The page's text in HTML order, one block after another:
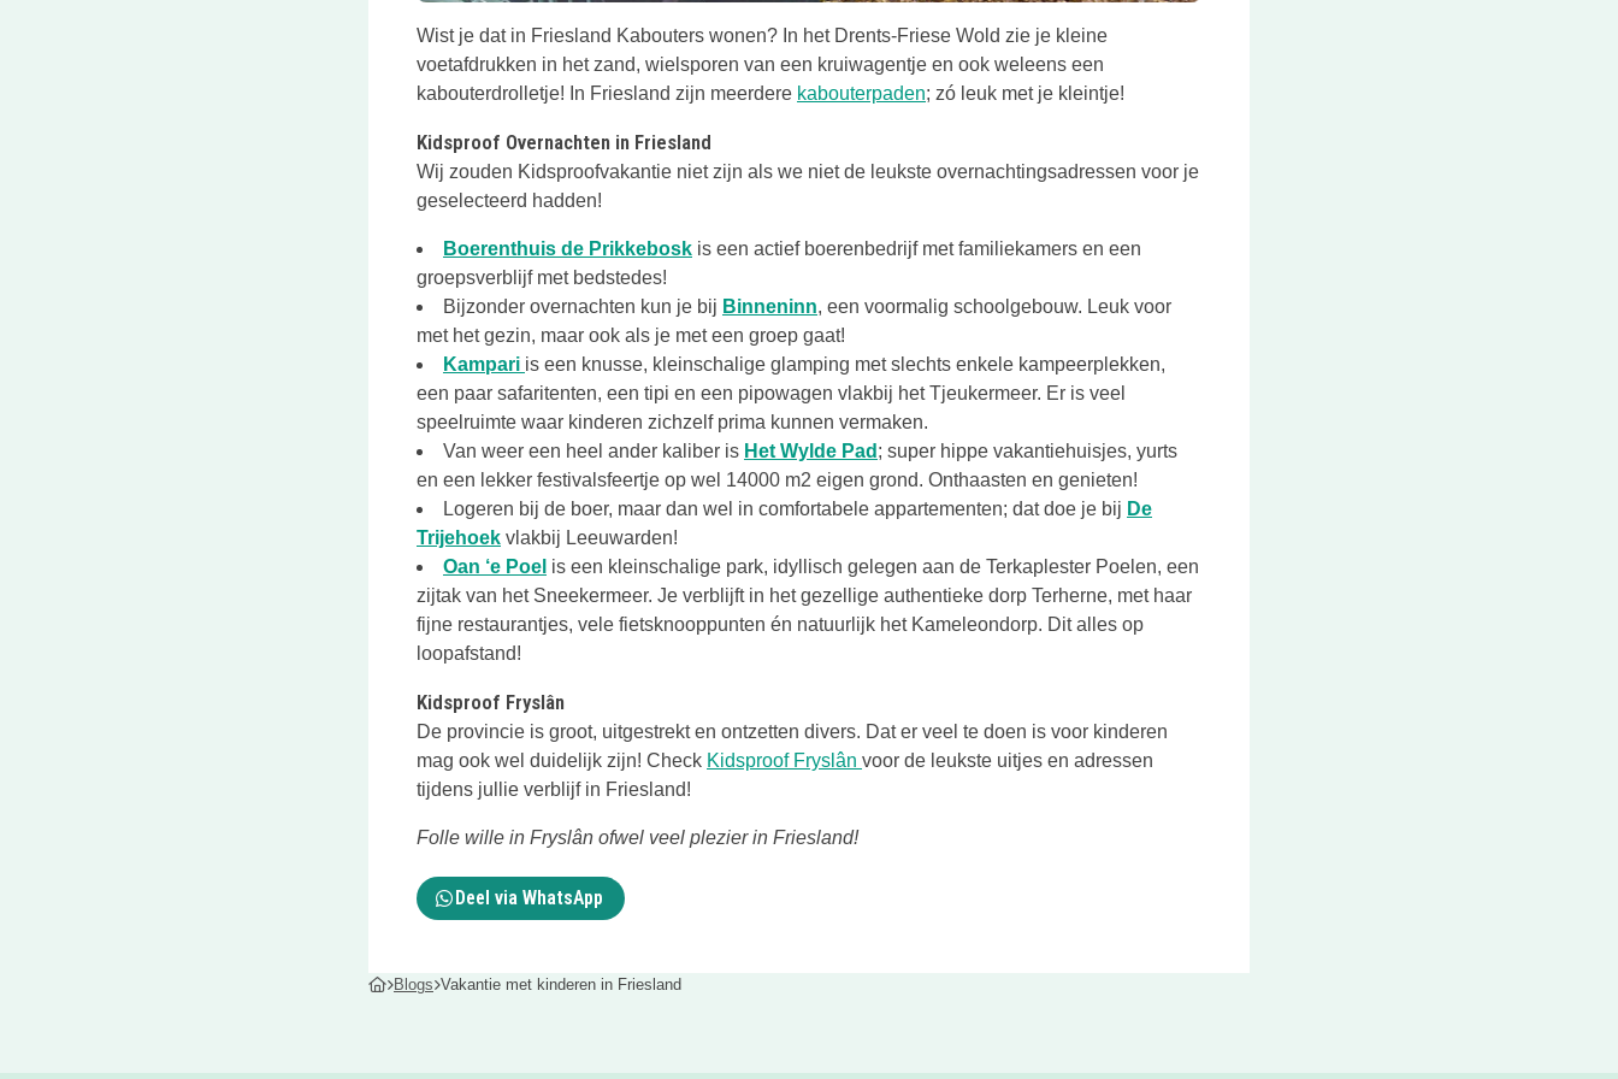
Wist je dat in Friesland Kabouters wonen? In het Drents-Friese Wold zie je kleine
voetafdrukken in het zand, wielsporen van een kruiwagentje en ook weleens een
kabouterdrolletje! In Friesland zijn meerdere kabouterpadenDeze link opent in een nieuwe tab
; zó leuk met je kleintje!
Kidsproof Overnachten in Friesland
Wij zouden Kidsproofvakantie niet zijn als we niet de leukste overnachtingsadressen voor je
geselecteerd hadden!
Boerenthuis de Prikkebosk is een actief boerenbedrijf met familiekamers en een
groepsverblijf met bedstedes!
Bijzonder overnachten kun je bij BinneninnDeze link opent in een nieuwe tab
, een voormalig schoolgebouw. Leuk voor
met het gezin, maar ook als je met een groep gaat!
Kampari Deze link opent in een nieuwe tab
is een knusse, kleinschalige glamping met slechts enkele kampeerplekken,
een paar safaritenten, een tipi en een pipowagen vlakbij het Tjeukermeer. Er is veel
speelruimte waar kinderen zichzelf prima kunnen vermaken.
Van weer een heel ander kaliber is Het Wylde Pad Deze link opent in een nieuwe tab
; super hippe vakantiehuisjes, yurts
en een lekker festivalsfeertje op wel 14000 m2 eigen grond. Onthaasten en genieten!
Logeren bij de boer, maar dan wel in comfortabele appartementen; dat doe je bij De
TrijehoekDeze link opent in een nieuwe tab
vlakbij Leeuwarden!
Oan ‘e PoelDeze link opent in een nieuwe tab
is een kleinschalige park, idyllisch gelegen aan de Terkaplester Poelen, een
zijtak van het Sneekermeer. Je verblijft in het gezellige authentieke dorp Terherne, met haar
fijne restaurantjes, vele fietsknooppunten én natuurlijk het Kameleondorp. Dit alles op
loopafstand!
Kidsproof Fryslân
De provincie is groot, uitgestrekt en ontzetten divers. Dat er veel te doen is voor kinderen
mag ook wel duidelijk zijn! Check Kidsproof Fryslân Deze link opent in een nieuwe tab
voor de leukste uitjes en adressen
tijdens jullie verblijf in Friesland!
Folle wille in Fryslân ofwel veel plezier in Friesland!
Deel via WhatsApp
Blogs Vakantie met kinderen in Friesland